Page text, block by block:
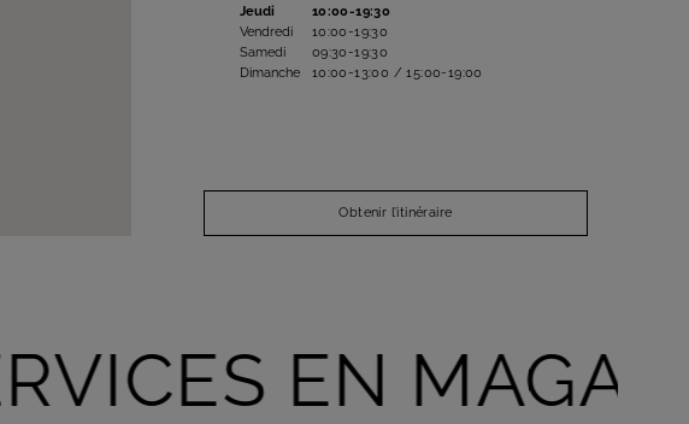
Jeudi
10:00-19:30
Vendredi
10:00-19:30
Samedi
09:30-19:30
Dimanche
10:00-13:00 / 15:00-19:00
Obtenir l’itinéraire
EN